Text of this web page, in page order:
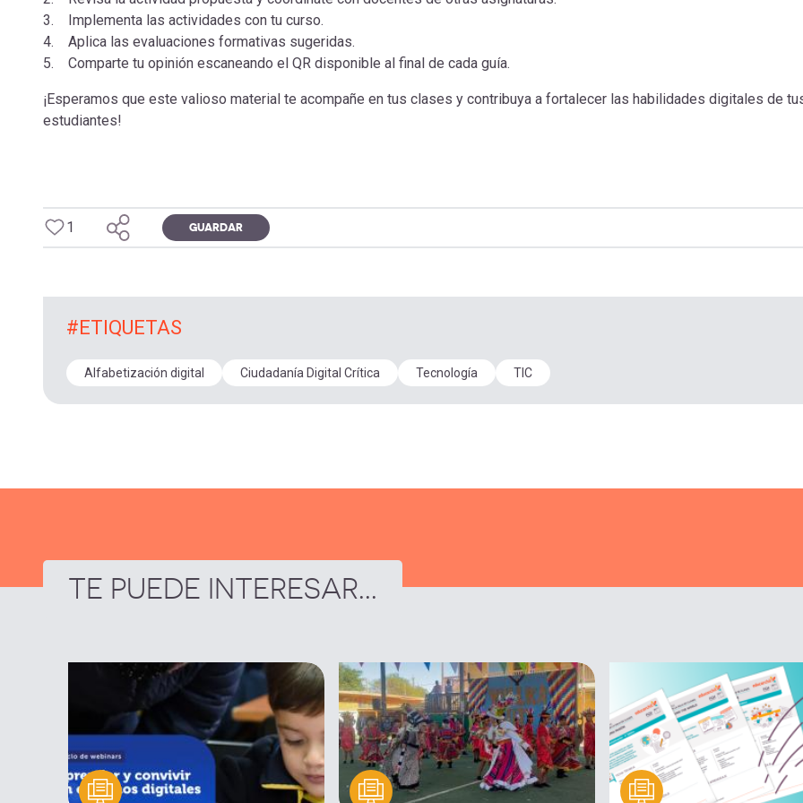
3. Implementa las actividades con tu curso.
4. Aplica las evaluaciones formativas sugeridas.
5. Comparte tu opinión escaneando el QR disponible al final de cada guía.
¡Esperamos que este valioso material te acompañe en tus clases y contribuya a fortalecer las habilidades digitales de
estudiantes!
1 GUARDAR
#ETIQUETAS
Alfabetización digital Ciudadanía Digital Crítica Tecnología TIC
TE PUEDE INTERESAR...